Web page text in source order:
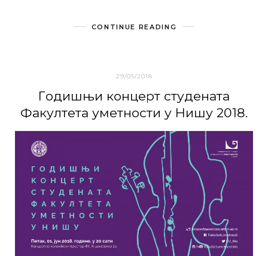
CONTINUE READING
29/05/2018
Гoдишњи кoнцeрт студeнaтa
Фaкултeтa умeтнoсти у Нишу 2018.